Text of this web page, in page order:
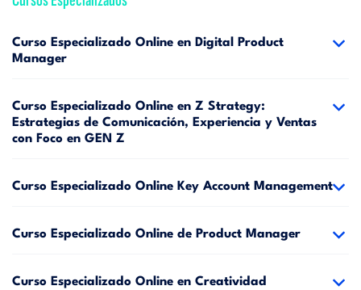
Curso Especializado Online en Digital Product
Manager
Curso Especializado Online en Z Strategy:
Estrategias de Comunicación, Experiencia y Ventas
con Foco en GEN Z
Curso Especializado Online Key Account Management
Curso Especializado Online de Product Manager
Curso Especializado Online en Creatividad